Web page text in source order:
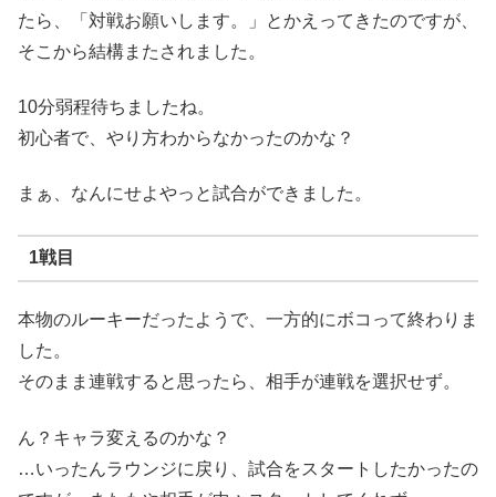
たら、「対戦お願いします。」とかえってきたのですが、
そこから結構またされました。
10分弱程待ちましたね。
初心者で、やり方わからなかったのかな？
まぁ、なんにせよやっと試合ができました。
1戦目
本物のルーキーだったようで、一方的にボコって終わりま
した。
そのまま連戦すると思ったら、相手が連戦を選択せず。
ん？キャラ変えるのかな？
…いったんラウンジに戻り、試合をスタートしたかったの